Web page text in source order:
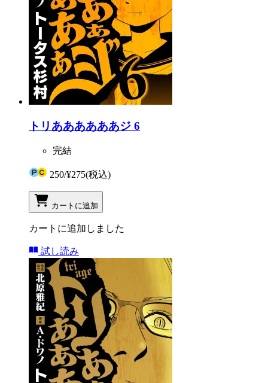
トリああああああジ 6
完結
250/¥275(税込)
カートに追加
カートに追加しました
試し読み